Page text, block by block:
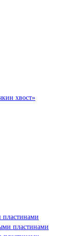
хвост»
пластинами